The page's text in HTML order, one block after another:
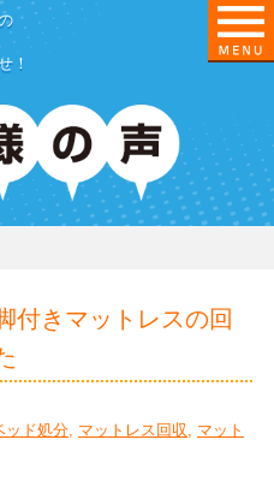
！
付きマットレスの回
ッド処分, マットレス回収, マット